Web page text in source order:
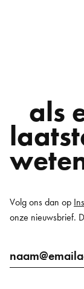
als
Volg ons dan op
onze nieuwsbrief.
mailadres